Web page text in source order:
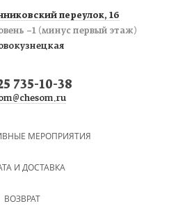
переулок, 16
−1 (минус первый этаж)
735-10-38
МЕРОПРИЯТИЯ
И ДОСТАВКА
ВОЗВРАТ